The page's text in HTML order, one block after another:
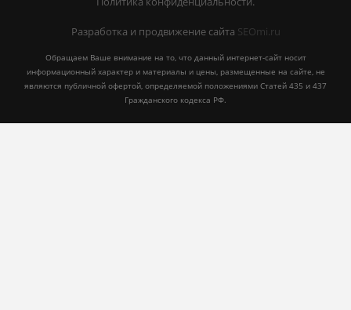
Разработка и продвижение сайта SEOmi.ru
Обращаем Ваше внимание на то, что данный интернет-сайт носит
информационный характер и материалы и цены, размещенные на сайте, не
являются публичной офертой, определяемой положениями Статей 435 и 437
Гражданского кодекса РФ.